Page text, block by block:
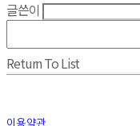
글쓴이
Return To List
이용약관